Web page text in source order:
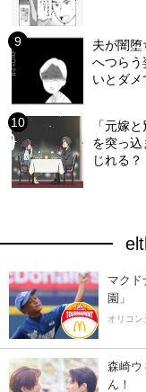
夫が闇
へつらう
いとダメ
「元嫁
を突っ
じれる？
マクド
園」
オリコン
森崎ウ
ん！